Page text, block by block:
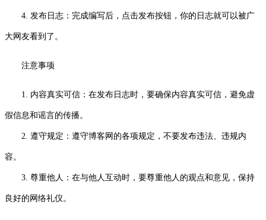
4. 发布日志：完成编写后，点击发布按钮，你的日志就可以被广
大网友看到了。
注意事项
1. 内容真实可信：在发布日志时，要确保内容真实可信，避免虚
假信息和谣言的传播。
2. 遵守规定：遵守博客网的各项规定，不要发布违法、违规内
容。
3. 尊重他人：在与他人互动时，要尊重他人的观点和意见，保持
良好的网络礼仪。